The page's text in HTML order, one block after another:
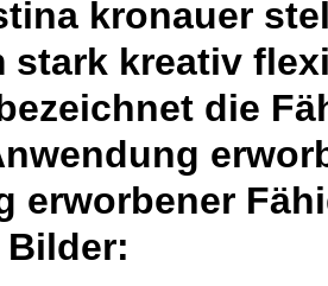
kronauer
stark kreativ
die
erworbener